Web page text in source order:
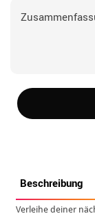
Beschreibung
Verleihe deiner